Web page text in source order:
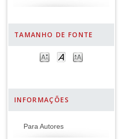
TAMANHO DE FONTE
INFORMAÇÕES
Para Autores